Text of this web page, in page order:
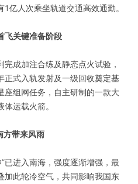
亿人次乘坐轨道交通高效通勤。
飞关键准备阶段
成加注合练及静态点火试验，
正式入轨发射及一级回收奠定基
座组网任务，自主研制的一款大
运载火箭。
方带来风雨
已进入南海，强度逐渐增强，最
加此轮冷空气，共同影响我国东